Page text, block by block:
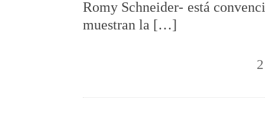
Romy Schneider- está
muestran la […]